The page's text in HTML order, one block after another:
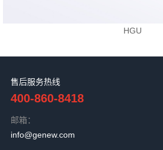
HGU
售后服务热线
400-860-8418
邮箱：
info@genew.com